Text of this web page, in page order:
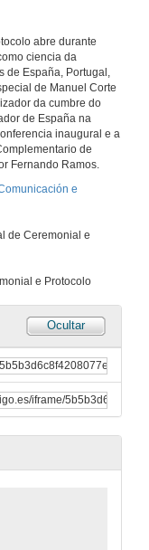
abre durante
ciencia da
de España, Portugal,
de Manuel Corte
da cumbre do
de España na
inaugural e a
de
Fernando Ramos.
e
de Ceremonial e
e Protocolo
Ocultar